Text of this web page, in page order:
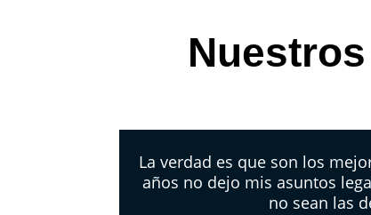
La verdad es que son los
años no dejo mis asuntos
no sean las